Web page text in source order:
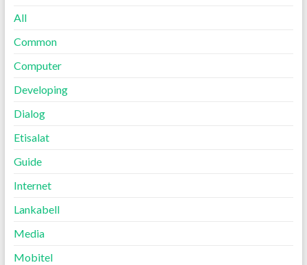
All
Common
Computer
Developing
Dialog
Etisalat
Guide
Internet
Lankabell
Media
Mobitel